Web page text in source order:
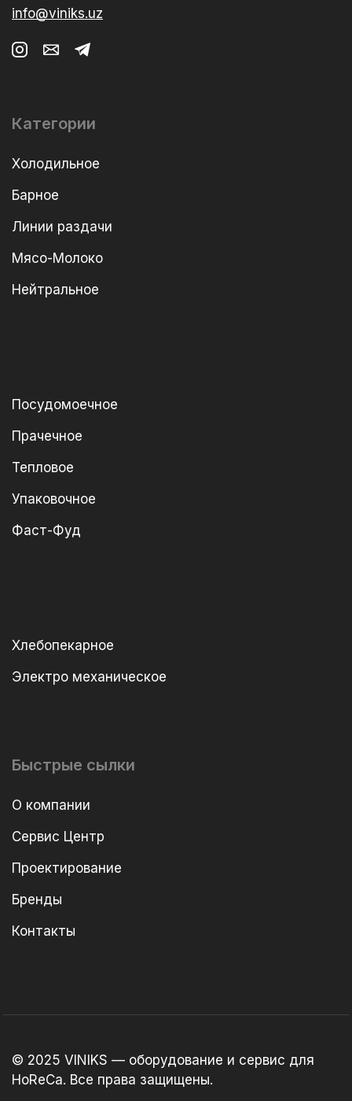
info@viniks.uz
Категории
Холодильное
Барное
Линии раздачи
Мясо-Молоко
Нейтральное
Посудомоечное
Прачечное
Тепловое
Упаковочное
Фаст-Фуд
Хлебопекарное
Электро механическое
Быстрые сылки
О компании
Сервис Центр
Проектирование
Бренды
Контакты
© 2025 VINIKS — оборудование и сервис для
HoReCa. Все права защищены.